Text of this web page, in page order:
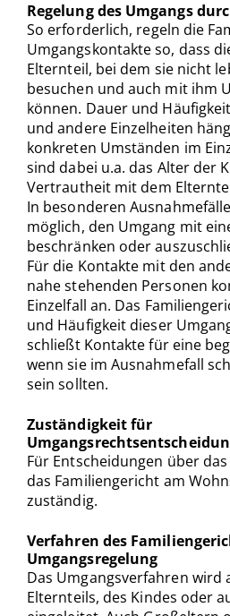
Regelung des Umgangs
So erforderlich, regeln die
Umgangskontakte so, dass
Elternteil, bei dem sie nicht
besuchen und auch mit ihm
können. Dauer und
und andere Einzelheiten
konkreten Umständen im
sind dabei u.a. das Alter der
Vertrautheit mit dem
In besonderen
möglich, den Umgang mit
beschränken oder
Für die Kontakte mit den
nahe stehenden Personen
Einzelfall an. Das
und Häufigkeit dieser
schließt Kontakte für eine
wenn sie im Ausnahmefall
sein sollten.
Zuständigkeit für
Für Entscheidungen über
das Familiengericht am
zuständig.
Verfahren des
Umgangsregelung
Das Umgangsverfahren wird
Elternteils, des Kindes oder